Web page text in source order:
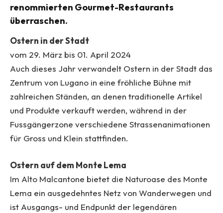
renommierten Gourmet-Restaurants
überraschen.
Ostern in der Stadt
vom 29. März bis 01. April 2024
Auch dieses Jahr verwandelt Ostern in der Stadt das
Zentrum von Lugano in eine fröhliche Bühne mit
zahlreichen Ständen, an denen traditionelle Artikel
und Produkte verkauft werden, während in der
Fussgängerzone verschiedene Strassenanimationen
für Gross und Klein stattfinden.
Ostern auf dem Monte Lema
Im Alto Malcantone bietet die Naturoase des Monte
Lema ein ausgedehntes Netz von Wanderwegen und
ist Ausgangs- und Endpunkt der legendären